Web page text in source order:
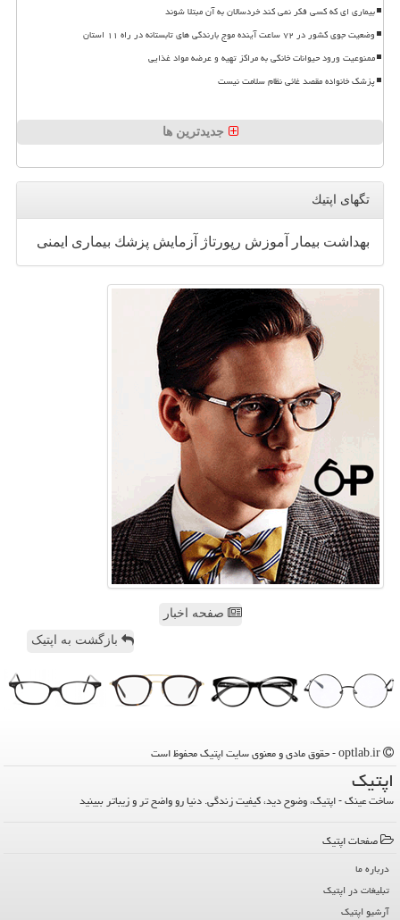
بیماری ای که کسی فکر نمی کند خردسالان به آن مبتلا شوند
وضعیت جوی کشور در ۷۲ ساعت آینده موج بارندگی های تابستانه در راه ۱۱ استان
ممنوعیت ورود حیوانات خانگی به مراکز تهیه و عرضه مواد غذایی
پزشک خانواده مقصد غائی نظام سلامت نیست
جدیدترین ها
تگهای اپتیك
بهداشت بیمار آموزش رپورتاژ آزمایش پزشك بیماری ایمنی
صفحه اخبار
بازگشت به اپتیک
اپتیك
ساخت عینک - اپتیک، وضوح دید، کیفیت زندگی. دنیا رو واضح تر و زیباتر ببینید
صفحات اپتیك
درباره ما
تبلیغات در اپتیك
آرشیو اپتیك